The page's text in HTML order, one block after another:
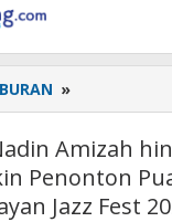
»
Luicy,
Amizah
hingga
The
Amizah
Penonton
Jazz Fest